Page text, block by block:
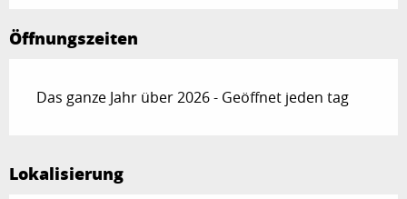
Öffnungszeiten
Das ganze Jahr über 2026 - Geöffnet jeden tag
Lokalisierung